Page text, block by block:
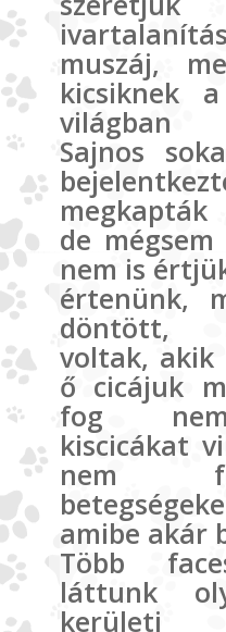
muszáj,
kicsiknek
világban
Sajnos
de
nem is
értenünk,
döntött,
voltak, akik
ő cicájuk
fog
kiscicákat
nem
amibe akár
Több
láttunk
kerületi